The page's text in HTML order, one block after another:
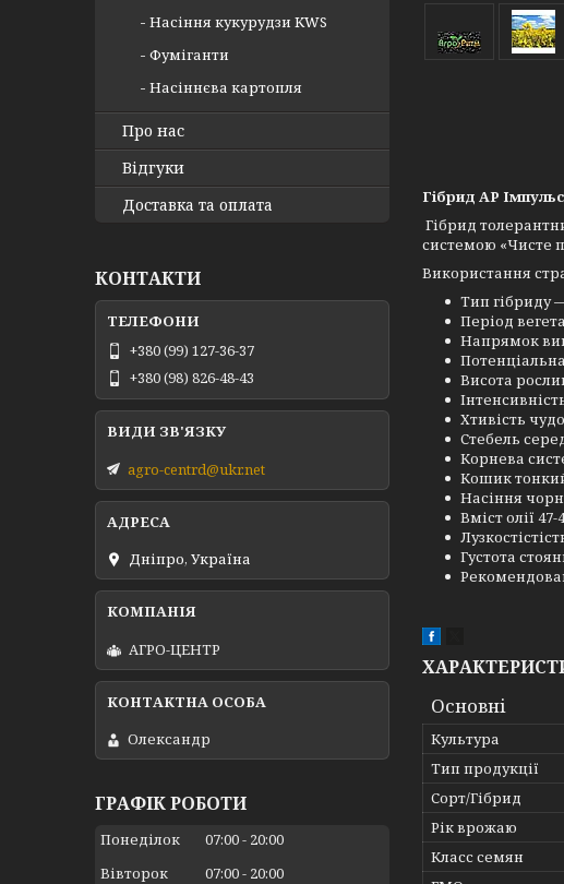
Гібрид АР
Гібрид
системою «Чисте
Використання
Тип гібриду
Період
Напрямок
Висота
Хтивість
Стебель
Корнева
Кошик
Насіння
Вміст олії 47-
Густота
Основні
Культура
Тип продукції
Сорт/Гібрид
Рік врожаю
Класс семян
Насіння кукурудзи KWS
Фуміганти
Насіннєва картопля
Про нас
Відгуки
Доставка та оплата
КОНТАКТИ
+380 (99) 127-36-37
+380 (98) 826-48-43
agro-centrd@ukr.net
Дніпро, Україна
АГРО-ЦЕНТР
Олександр
ГРАФІК РОБОТИ
Понеділок 07:00
20:00
Вівторок
07:00 20:00